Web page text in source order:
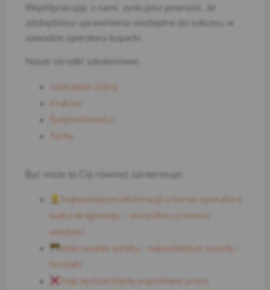
Współpracując z nami, zyskujesz pewność, że
zdobędziesz uprawnienia niezbędne do sukcesu w
zawodzie operatora koparki.
Nasze ośrodki szkoleniowe:
Jastrzębie-Zdrój
Kraków
Świętochłowice
Tychy
Być może to Cię również zainteresuje:
Najważniejsze informacje o kursie operatora
walca drogowego – wszystko co musisz
wiedzieć
Walcowanie asfaltu – najważniejsze zasady i
techniki
Najczęstsze błędy popełniane przez